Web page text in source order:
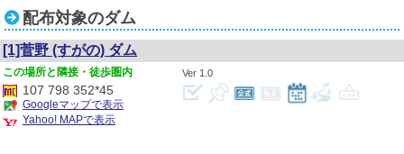
配布対象のダム
[1]菅野 (すがの) ダム
1.0
隣接・徒歩圏内
107 798 352*45
Googleマップで表示
Yahoo! MAPで表示